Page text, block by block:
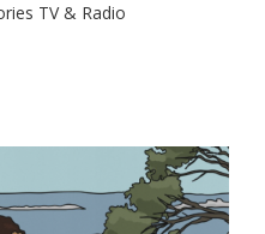
TV & Radio